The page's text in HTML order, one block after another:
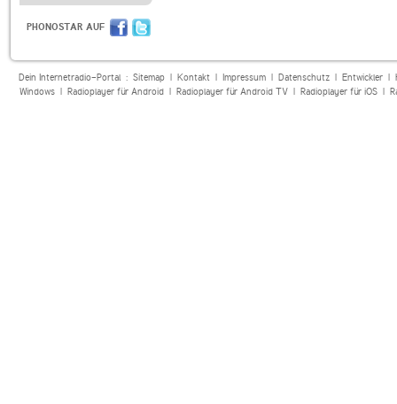
PHONOSTAR AUF
Dein Internetradio-Portal : Sitemap| Kontakt| Impressum| Datenschutz| Entwickler|
Windows| Radioplayer für Android| Radioplayer für Android TV| Radioplayer für iOS|